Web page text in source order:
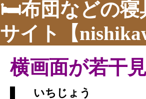
🛏布団などの寝
サイト【
横画面が若干
いちじょう